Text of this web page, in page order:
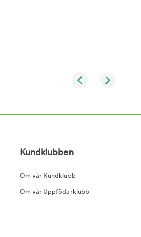
Kundklubben
Om vår Kundklubb
Om vår Uppfödarklubb